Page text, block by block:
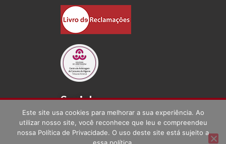
Social
Este site usa cookies para melhorar a sua experiência. Ao
utilizar nosso site, você reconhece que leu e compreendeu
nossa Política de Privacidade. O uso deste site está sujeito a